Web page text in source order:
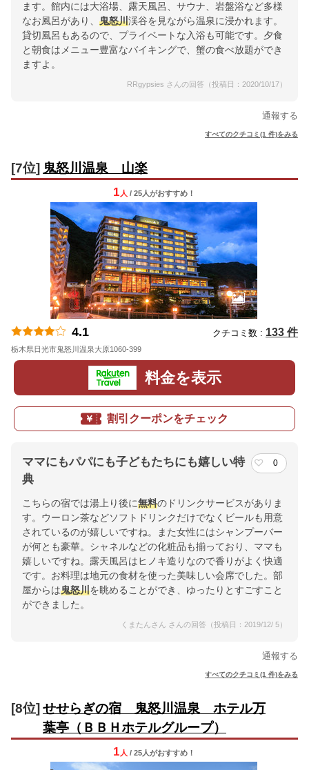
ます。館内には大浴場、露天風呂、サウナ、岩盤浴など多様
なお風呂があり、 鬼怒川渓谷を見ながら温泉に浸かれます。
貸切風呂もあるので、プライベートな入浴も可能です。夕食
と朝食はメニュー豊富なバイキングで、蟹の食べ放題ができ
ますよ。
RRgypsies さんの回答（投稿日：2020/10/17）
通報する
すべてのクチコミ(1 件)をみる
[7位] 鬼怒川温泉 山楽
1 人 / 25人がおすすめ！
4.1 クチコミ数 : 133 件
栃木県日光市鬼怒川温泉大原1060-399
料金を表示
割引クーポンをチェック
ママにもパパにも子どもたちにも嬉しい特
典
0
こちらの宿では湯上り後に無料のドリンクサービスがありま
す。ウーロン茶などソフトドリンクだけでなくビールも用意
されているのが嬉しいですね。また女性にはシャンプーバー
が何とも豪華。シャネルなどの化粧品も揃っており、ママも
嬉しいですね。露天風呂はヒノキ造りなので香りがよく快適
です。お料理は地元の食材を使った美味しい会席でした。部
屋からは鬼怒川を眺めることができ、ゆったりとすごすこと
ができました。
くまたんさん さんの回答（投稿日：2019/12/ 5）
通報する
すべてのクチコミ(1 件)をみる
[8位] せせらぎの宿 鬼怒川温泉 ホテル万
葉亭（ＢＢＨホテルグループ）
1 人 / 25人がおすすめ！